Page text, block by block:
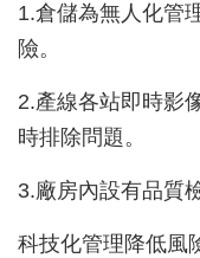
1.倉儲為無人化管
險。
2.產線各站即時影
時排除問題。
3.廠房內設有品質
科技化管理降低風